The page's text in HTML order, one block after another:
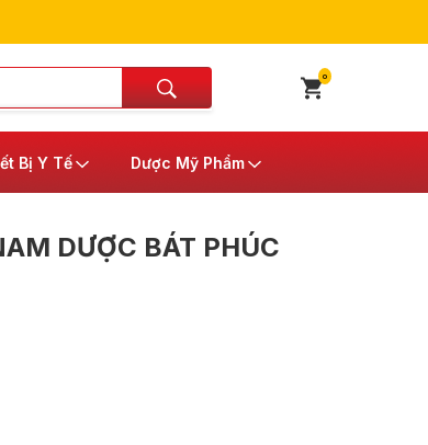
0
Bị Y Tế Dược Mỹ Phẩm
DƯỢC BÁT PHÚC